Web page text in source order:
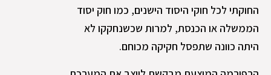
החוקתי לכל חוקי היסוד הישנים, כמו חוק יסוד
הממשלה או הכנסת, למרות שכשנחקקו לא
היתה כוונה שתפסל חקיקה מכוחם.